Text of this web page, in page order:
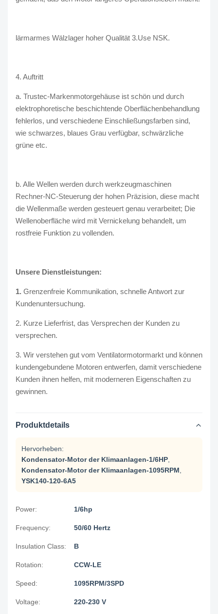
lärmarmes Wälzlager hoher Qualität 3.Use NSK.
4. Auftritt
a. Trustec-Markenmotorgehäuse ist schön und durch
elektrophoretische beschichtende Oberflächenbehandlung
fehlerlos, und verschiedene Einschließungsfarben sind,
wie schwarzes, blaues Grau verfügbar, schwärzliche
grüne etc.
b. Alle Wellen werden durch werkzeugmaschinen
Rechner-NC-Steuerung der hohen Präzision, diese macht
die Wellenmaße werden gesteuert genau verarbeitet; Die
Wellenoberfläche wird mit Vernickelung behandelt, um
rostfreie Funktion zu vollenden.
Unsere Dienstleistungen:
1. Grenzenfreie Kommunikation, schnelle Antwort zur
Kundenuntersuchung.
2. Kurze Lieferfrist, das Versprechen der Kunden zu
versprechen.
3. Wir verstehen gut vom Ventilatormotormarkt und können
kundengebundene Motoren entwerfen, damit verschiedene
Kunden ihnen helfen, mit moderneren Eigenschaften zu
gewinnen.
Produktdetails
Hervorheben:
Kondensator-Motor der Klimaanlagen-1/6HP
Kondensator-Motor der Klimaanlagen-1095RPM
YSK140-120-6A5
Power: 1/6hp
Frequency: 50/60 Hertz
Insulation Class: B
Rotation: CCW-LE
Speed: 1095RPM/3SPD
Voltage: 220-230 V